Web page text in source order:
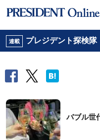
連載 プレジデント探検隊
バブル世